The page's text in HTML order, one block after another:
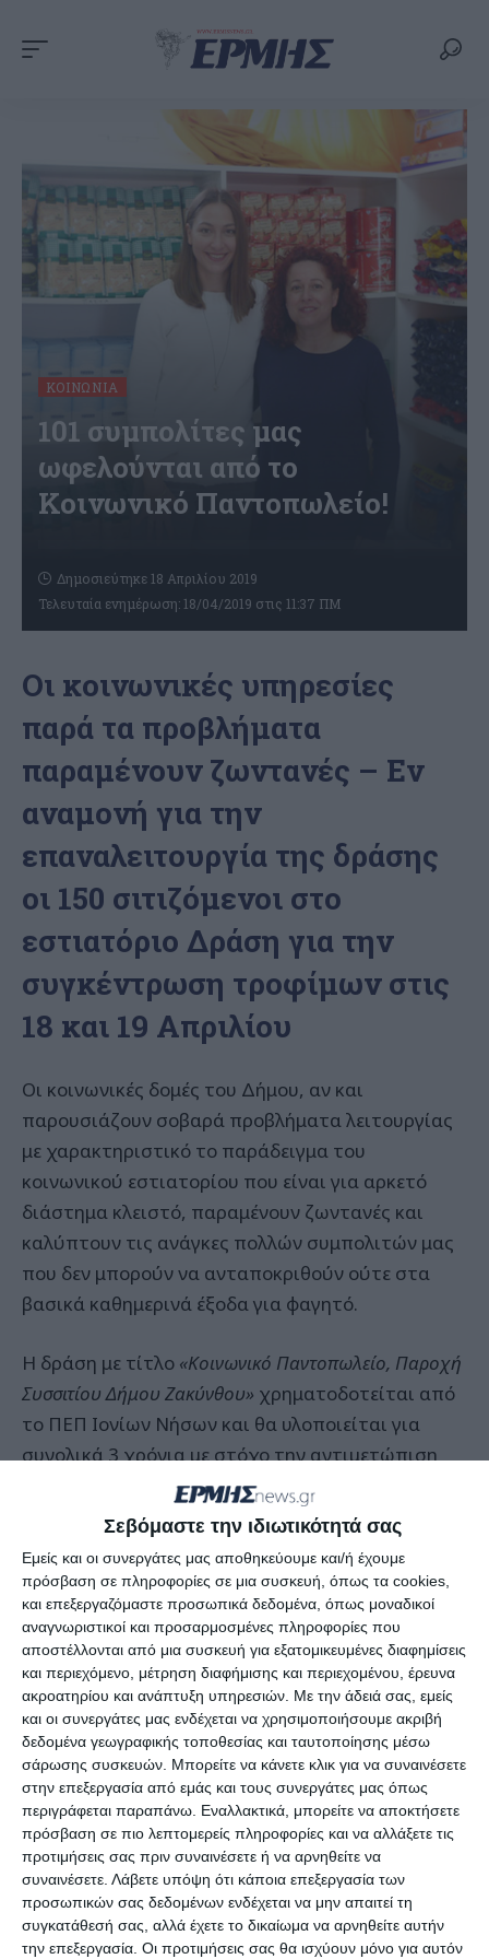
Σεβόμαστε την ιδιωτικότητά σας
Εμείς και οι συνεργάτες μας αποθηκεύουμε και/ή έχουμε
πρόσβαση σε πληροφορίες σε μια συσκευή, όπως τα cookies,
και επεξεργαζόμαστε προσωπικά δεδομένα, όπως μοναδικοί
αναγνωριστικοί και προσαρμοσμένες πληροφορίες που
αποστέλλονται από μια συσκευή για εξατομικευμένες διαφημίσεις
και περιεχόμενο, μέτρηση διαφήμισης και περιεχομένου, έρευνα
ακροατηρίου και ανάπτυξη υπηρεσιών. Με την άδειά σας, εμείς
και οι συνεργάτες μας ενδέχεται να χρησιμοποιήσουμε ακριβή
δεδομένα γεωγραφικής τοποθεσίας και ταυτοποίησης μέσω
σάρωσης συσκευών. Μπορείτε να κάνετε κλικ για να συναινέσετε
στην επεξεργασία από εμάς και τους συνεργάτες μας όπως
περιγράφεται παραπάνω. Εναλλακτικά, μπορείτε να αποκτήσετε
πρόσβαση σε πιο λεπτομερείς πληροφορίες και να αλλάξετε τις
προτιμήσεις σας πριν συναινέσετε ή να αρνηθείτε να
συναινέσετε. Λάβετε υπόψη ότι κάποια επεξεργασία των
προσωπικών σας δεδομένων ενδέχεται να μην απαιτεί τη
συγκατάθεσή σας, αλλά έχετε το δικαίωμα να αρνηθείτε αυτήν
την επεξεργασία. Οι προτιμήσεις σας θα ισχύουν μόνο για αυτόν
ΚΟΙΝΩΝΊΑ
101 συμπολίτες μας
ωφελούνται από το
Κοινωνικό Παντοπωλείο!
Τελευταία ενημέρωση: 18/04/2019 στις 11:37 ΠΜ
Δημοσιεύτηκε 18 Απριλίου 2019
Οι κοινωνικές υπηρεσίες
παρά τα προβλήματα
παραμένουν ζωντανές – Εν
αναμονή για την
επαναλειτουργία της δράσης
οι 150 σιτιζόμενοι στο
εστιατόριο Δράση για την
συγκέντρωση τροφίμων στις
18 και 19 Απριλίου
Οι κοινωνικές δομές του Δήμου, αν και
παρουσιάζουν σοβαρά προβλήματα λειτουργίας
με χαρακτηριστικό το παράδειγμα του
κοινωνικού εστιατορίου που είναι για αρκετό
διάστημα κλειστό, παραμένουν ζωντανές και
καλύπτουν τις ανάγκες πολλών συμπολιτών μας
που δεν μπορούν να ανταποκριθούν ούτε στα
βασικά καθημερινά έξοδα για φαγητό.
Η δράση με τίτλο «Κοινωνικό Παντοπωλείο, Παροχή
Συσσιτίου Δήμου Ζακύνθου» χρηματοδοτείται από
το ΠΕΠ Ιονίων Νήσων και θα υλοποιείται για
συνολικά 3 χρόνια με στόχο την αντιμετώπιση
της ακραίας φτώχειας και του κοινωνικού
αποκλεισμού.
Σε ότι αφορά το Κοινωνικό Παντοπωλείο,
λειτουργεί από τις 7 το πρωί μέχρι τις 15.00 το